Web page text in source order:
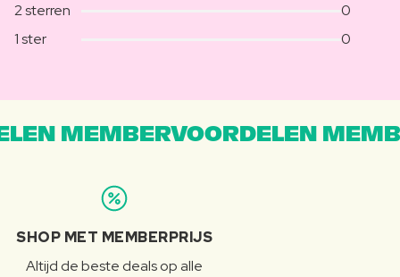
2 sterren
0
1 ster
0
MEMBERVOORDELEN
SHOP MET MEMBERPRIJS
Altijd de beste deals op alle